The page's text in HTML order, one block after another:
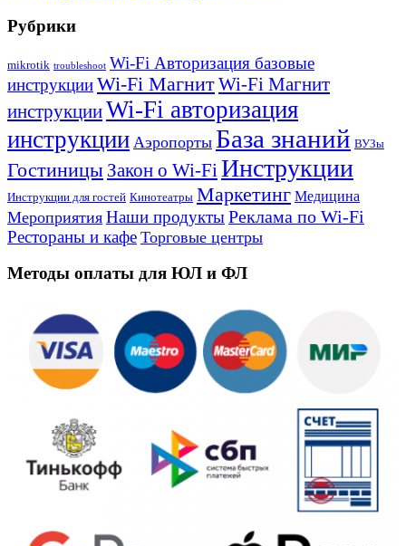
Рубрики
mikrotik troubleshoot Wi-Fi Авторизация базовые
инструкцииWi-Fi МагнитWi-Fi Магнит
инструкцииWi-Fi авторизация
инструкции Аэропорты База знаний ВУЗы
Гостиницы Закон о Wi-Fi Инструкции
Инструкции для гостей Кинотеатры Маркетинг Медицина
Мероприятия Наши продуктыРеклама по Wi-Fi
Рестораны и кафе Торговые центры
Методы оплаты для ЮЛ и ФЛ